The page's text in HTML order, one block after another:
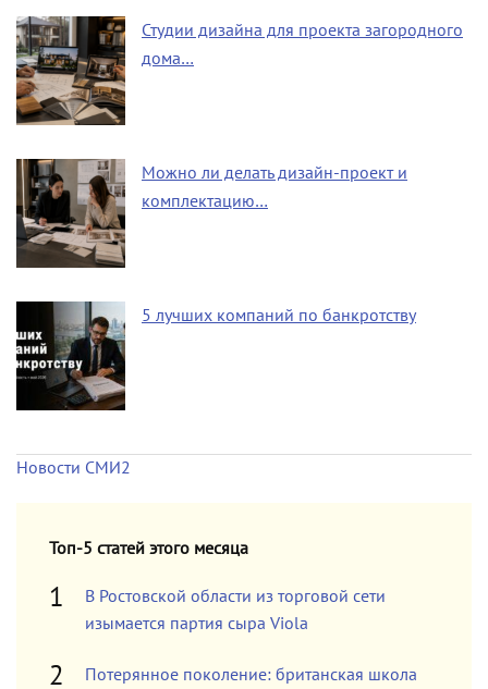
Студии дизайна для проекта загородного
дома…
Можно ли делать дизайн-проект и
комплектацию…
5 лучших компаний по банкротству
Новости СМИ2
Топ-5 статей этого месяца
В Ростовской области из торговой сети
изымается партия сыра Viola
Потерянное поколение: британская школа